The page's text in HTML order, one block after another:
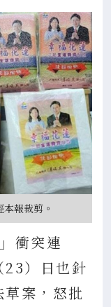
報裁剪。
衝突連
23）日也針
案，怒批